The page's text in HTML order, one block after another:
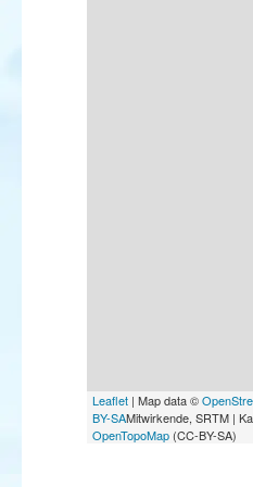
Leaflet | Map data ©
BY-SAMitwirkende, SRTM |
OpenTopoMap (CC-BY-SA)